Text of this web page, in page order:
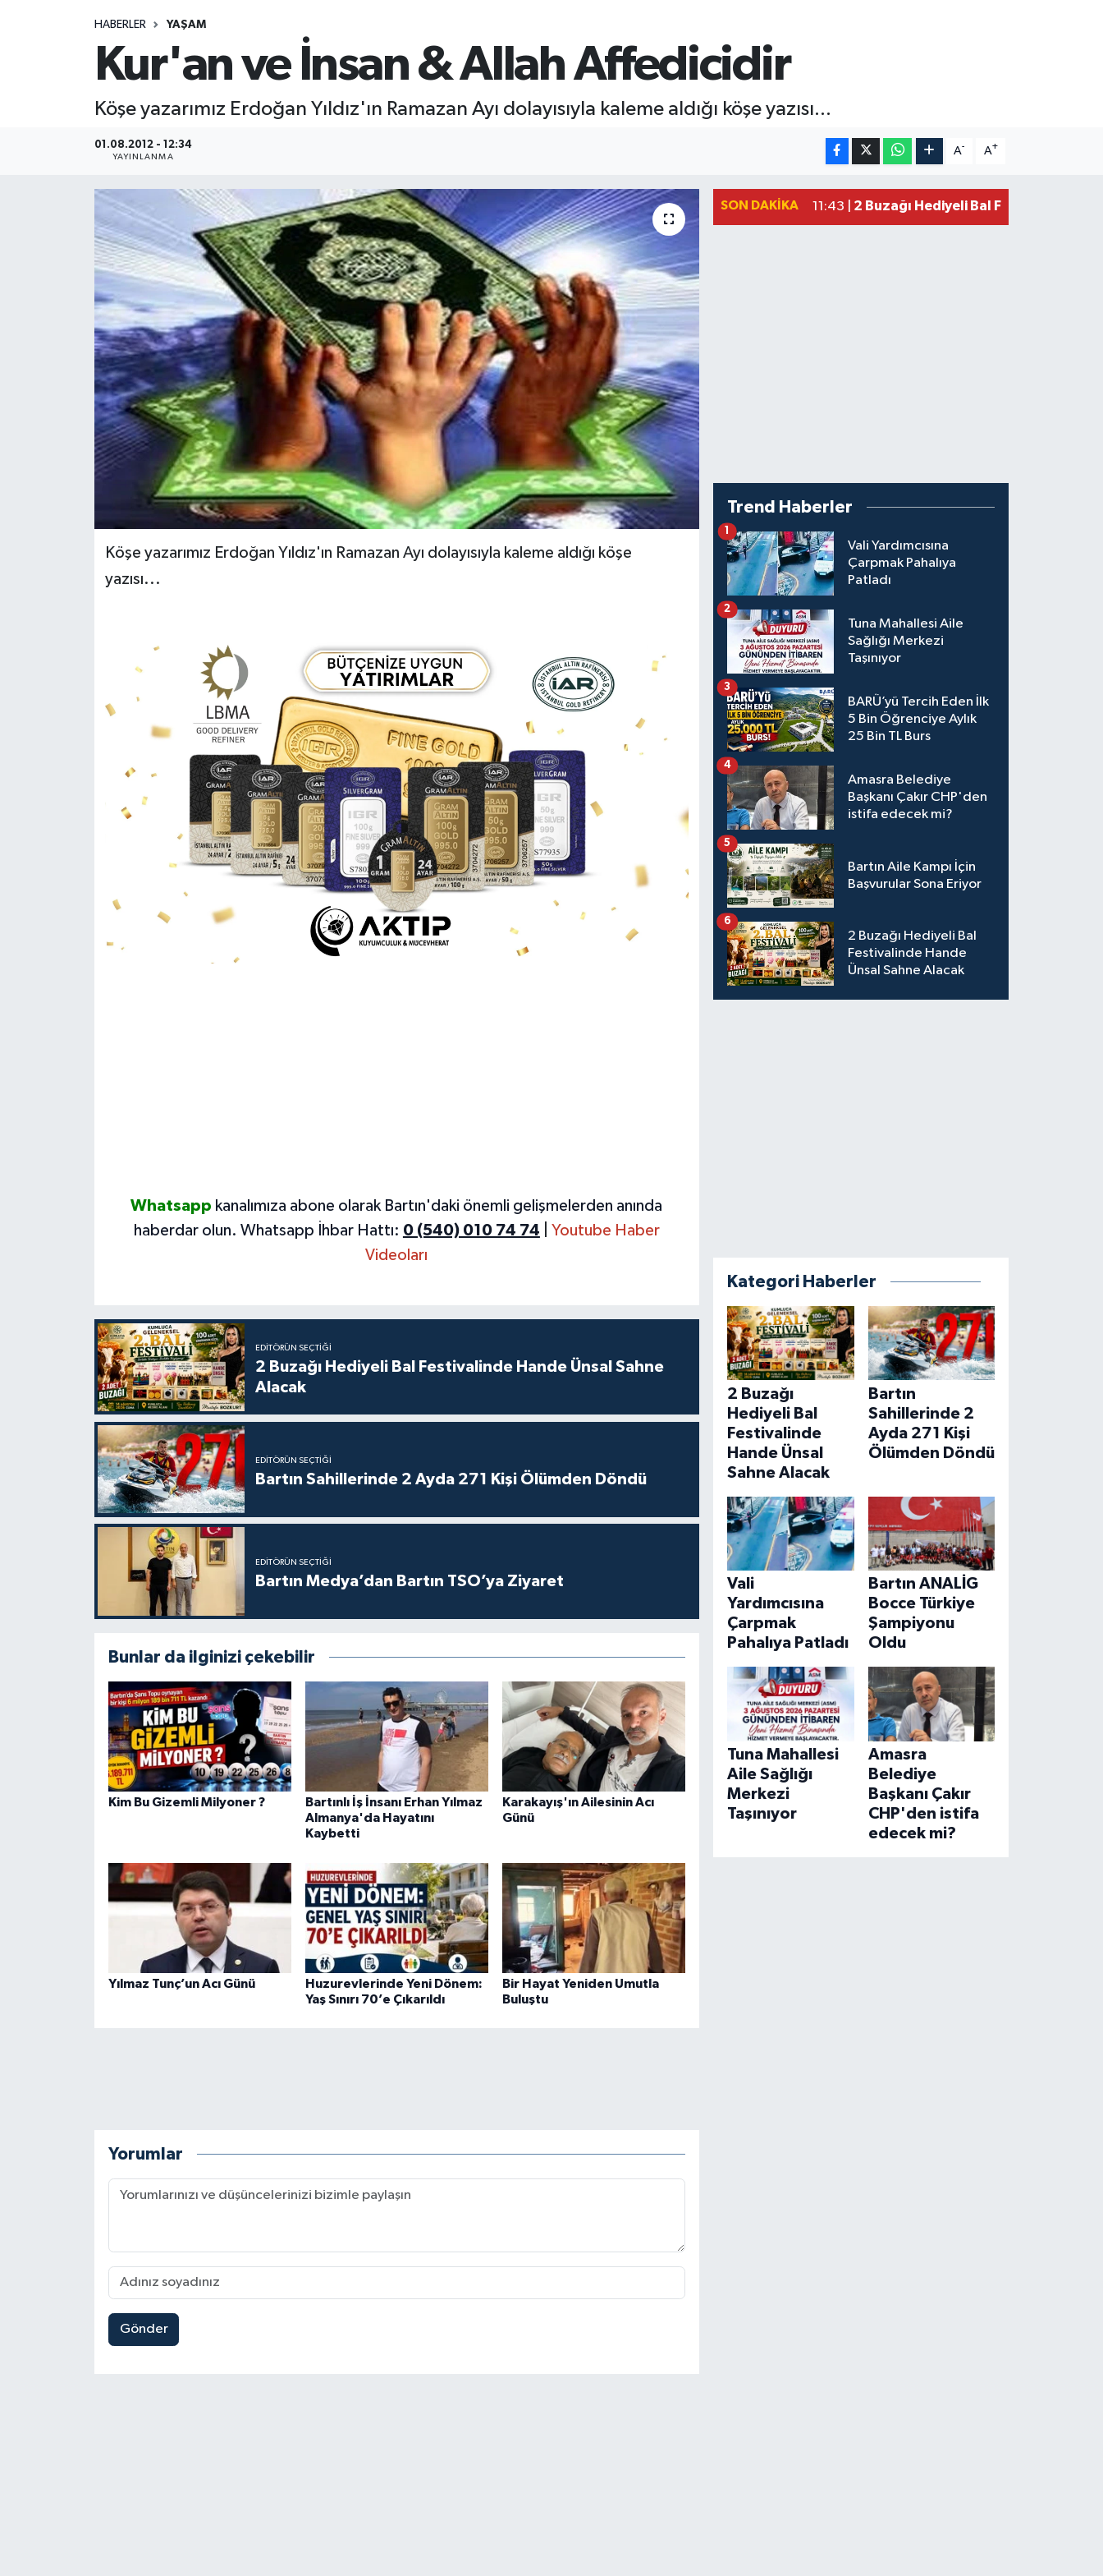
HABERLER YAŞAM
Kur'an ve İnsan & Allah Affedicidir
Köşe yazarımız Erdoğan Yıldız'ın Ramazan Ayı dolayısıyla kaleme aldığı köşe yazısı...
01.08.2012 - 12:34
YAYINLANMA
A- A+
Köşe yazarımız Erdoğan Yıldız'ın Ramazan Ayı dolayısıyla kaleme aldığı köşe
yazısı...
Whatsapp kanalımıza abone olarak Bartın'daki önemli gelişmelerden anında
haberdar olun. Whatsapp İhbar Hattı: 0 (540) 010 74 74
Youtube Haber
Videoları
EDITÖRÜN SEÇTIĞI
2 Buzağı Hediyeli Bal Festivalinde Hande Ünsal Sahne
Alacak
EDITÖRÜN SEÇTIĞI
Bartın Sahillerinde 2 Ayda 271 Kişi Ölümden Döndü
EDITÖRÜN SEÇTIĞI
Bartın Medya’dan Bartın TSO’ya Ziyaret
Bunlar da ilginizi çekebilir
Kim Bu Gizemli Milyoner ?
Bartınlı İş İnsanı Erhan Yılmaz
Almanya'da Hayatını
Kaybetti
Karakayış'ın Ailesinin Acı
Günü
Yılmaz Tunç’un Acı Günü
Huzurevlerinde Yeni Dönem:
Yaş Sınırı 70’e Çıkarıldı
Bir Hayat Yeniden Umutla
Buluştu
Yorumlar
Gönder
SON DAKIKA 11:43 | 2 Buzağı Hediyeli Bal Festivalinde
Trend Haberler
Vali Yardımcısına
Çarpmak Pahalıya
Patladı
1
Tuna Mahallesi Aile
Sağlığı Merkezi
Taşınıyor
2
BARÜ’yü Tercih Eden İlk
5 Bin Öğrenciye Aylık
25 Bin TL Burs
3
Amasra Belediye
Başkanı Çakır CHP'den
istifa edecek mi?
4
Bartın Aile Kampı İçin
Başvurular Sona Eriyor
5
2 Buzağı Hediyeli Bal
Festivalinde Hande
Ünsal Sahne Alacak
6
Kategori Haberler
2 Buzağı
Hediyeli Bal
Festivalinde
Hande Ünsal
Sahne Alacak
Bartın
Sahillerinde 2
Ayda 271 Kişi
Ölümden Döndü
Vali
Yardımcısına
Çarpmak
Pahalıya Patladı
Bartın ANALİG
Bocce Türkiye
Şampiyonu
Oldu
Tuna Mahallesi
Aile Sağlığı
Merkezi
Taşınıyor
Amasra
Belediye
Başkanı Çakır
CHP'den istifa
edecek mi?
Sivil Toplum
Siyaset
Yerel Yönetimler